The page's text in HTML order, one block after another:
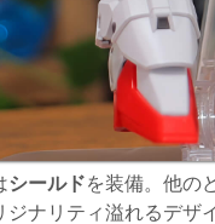
シールドを装備。他の
ナリティ溢れるデザ